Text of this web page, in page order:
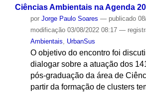
Ciências Ambientais na Agenda
por Jorge Paulo Soares — publicado
modificação03/08/2022 08:17 —
Ambientais, UrbanSus
O objetivo do encontro foi
dialogar sobre a atuação dos
pós-graduação da área de
partir da formação de clusters